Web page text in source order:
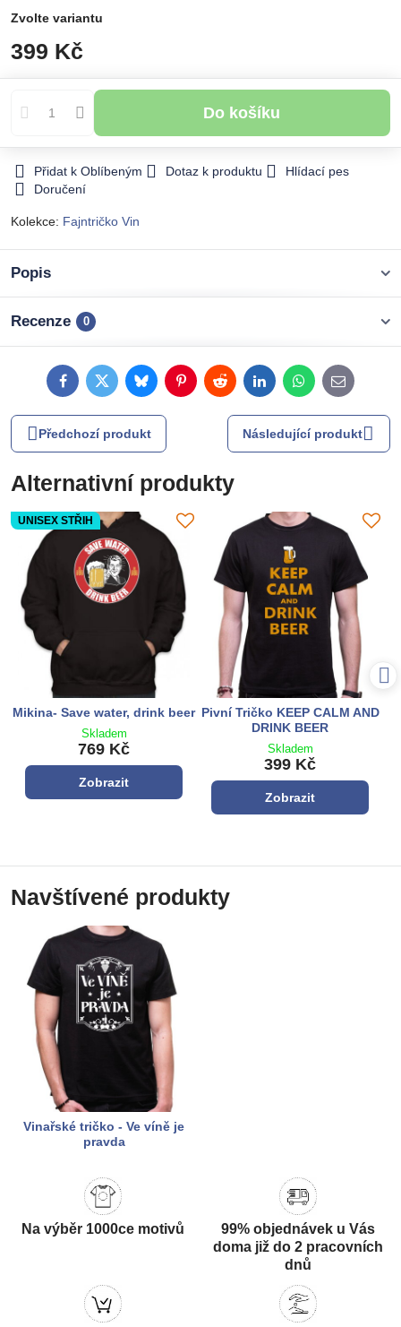
Zvolte variantu
399 Kč
Do košíku
Přidat k Oblíbeným Dotaz k produktu
Hlídací pes
Doručení
Kolekce: Fajntričko Vin
Popis
Recenze 0
FacebookTwitterBlueskyPinterestRedditLinkedInWhatsApp
E-
mail
Předchozí produkt Následující produkt
Alternativní produkty
UNISEX STŘIH
Mikina- Save water, drink beer
Skladem
769 Kč
Zobrazit
Pivní Tričko KEEP CALM AND
DRINK BEER
Skladem
399 Kč
Zobrazit
Navštívené produkty
Vinařské tričko - Ve víně je
pravda
Na výběr 1000ce motivů
99% objednávek u Vás
doma již do 2 pracovních
dnů